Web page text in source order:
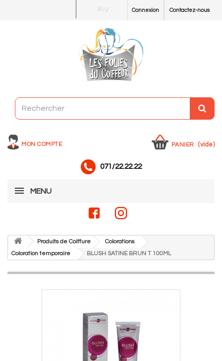
Contactez-nous
Connexion
Blog
MON COMPTE PANIER (vide)
071/22.22.22
MENU
Produits de Coiffure
Colorations
Coloration temporaire
BLUSH SATINE BRUN T 100ML